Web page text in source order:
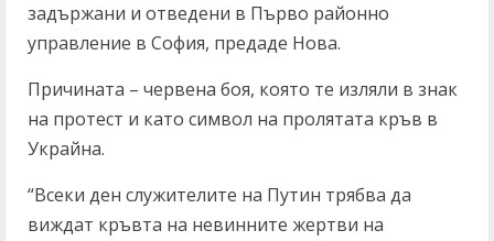
задържани и отведени в Първо районно
управление в София, предаде Нова.
Причината – червена боя, която те изляли в знак
на протест и като символ на пролятата кръв в
Украйна.
“Всеки ден служителите на Путин трябва да
виждат кръвта на невинните жертви на